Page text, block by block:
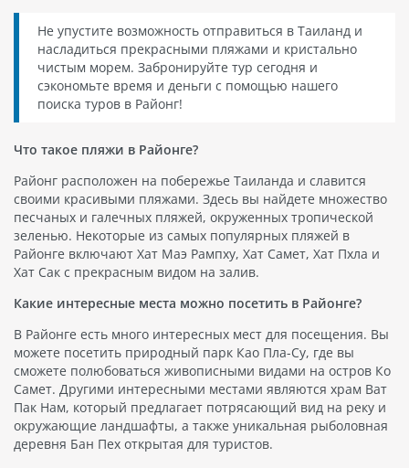
Не упустите возможность отправиться в Таиланд и
насладиться прекрасными пляжами и кристально
чистым морем. Забронируйте тур сегодня и
сэкономьте время и деньги с помощью нашего
поиска туров в Районг!
Что такое пляжи в Районге?
Районг расположен на побережье Таиланда и славится
своими красивыми пляжами. Здесь вы найдете множество
песчаных и галечных пляжей, окруженных тропической
зеленью. Некоторые из самых популярных пляжей в
Районге включают Хат Маэ Рампху, Хат Самет, Хат Пхла и
Хат Сак с прекрасным видом на залив.
Какие интересные места можно посетить в Районге?
В Районге есть много интересных мест для посещения. Вы
можете посетить природный парк Као Пла-Су, где вы
сможете полюбоваться живописными видами на остров Ко
Самет. Другими интересными местами являются храм Ват
Пак Нам, который предлагает потрясающий вид на реку и
окружающие ландшафты, а также уникальная рыболовная
деревня Бан Пех открытая для туристов.